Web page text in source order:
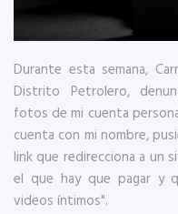
Durante esta semana,
Distrito Petrolero,
fotos de mi cuenta
cuenta con mi nombre,
link que redirecciona a un
el que hay que pagar y
videos íntimos".